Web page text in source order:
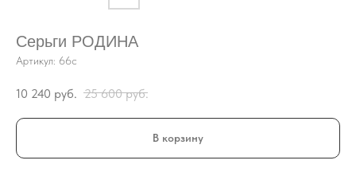
Серьги РОДИНА
Артикул: 66с
10 240 руб. 25 600 руб.
В корзину